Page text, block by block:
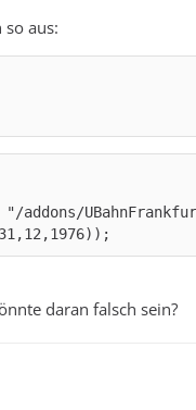
aus:
daran falsch sein?